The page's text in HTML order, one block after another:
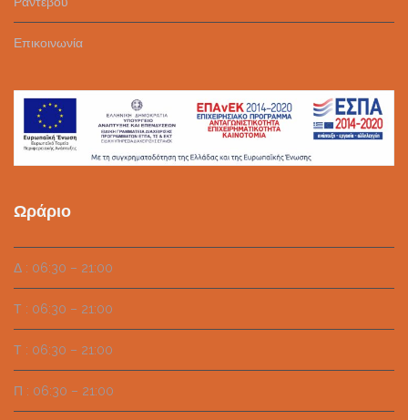
Επικοινωνία
Ωράριο
Δ : 06:30 – 21:00
Τ : 06:30 – 21:00
Τ : 06:30 – 21:00
Π : 06:30 – 21:00